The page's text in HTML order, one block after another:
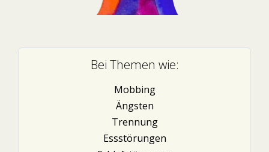
Bei Themen wie:
Mobbing
Ängsten
Trennung
Essstörungen